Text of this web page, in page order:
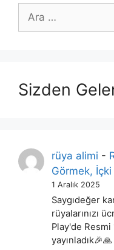
ara
Sizden
rüya alimi -
Görmek,
1 Aralık 2025
Saygıdeğer
rüyalarınızı
Play'de Resmi